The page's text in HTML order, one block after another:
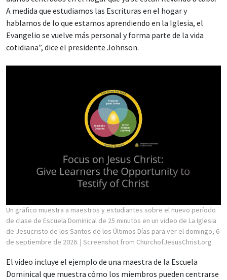
A medida que estudiamos las Escrituras en el hogar y
hablamos de lo que estamos aprendiendo en la Iglesia, el
Evangelio se vuelve más personal y forma parte de la vida
cotidiana”, dice el presidente Johnson.
Un gráfico muestra a maestros y estudiantes sobre el nuevo período
de clase de Escuela Dominical de 25 minutos en un video de La Iglesia
de Jesucristo de los Santos de los Últimos Días para ver el domingo, 6
de septiembre de 2026. | Screenshot from ChurchofJesusChrist.org
El video incluye el ejemplo de una maestra de la Escuela
Dominical que muestra cómo los miembros pueden centrarse